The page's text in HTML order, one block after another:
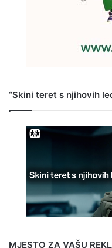
“Skini teret s njihovih
MJESTO ZA VAŠU